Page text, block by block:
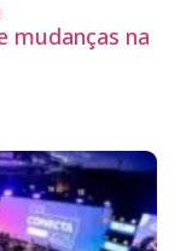
mudanças na